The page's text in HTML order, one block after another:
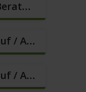
Quereinsteiger / Berater Im Vertrieb – Ab Sofort (m/w/d)
Mitarbeiter Verkauf / Außendienst (m/w/d)
Mitarbeiter Verkauf / Außendienst (m/w/d)